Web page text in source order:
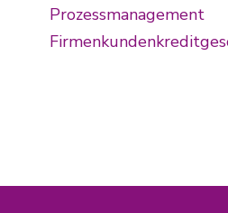
Prozessmanagement